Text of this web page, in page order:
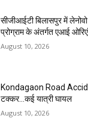
सीजीआईटी बिलासपुर में
प्रोग्राम के अंतर्गत एआई
August 10, 2026
Kondagaon Road
टक्कर…कई यात्री घायल
August 10, 2026